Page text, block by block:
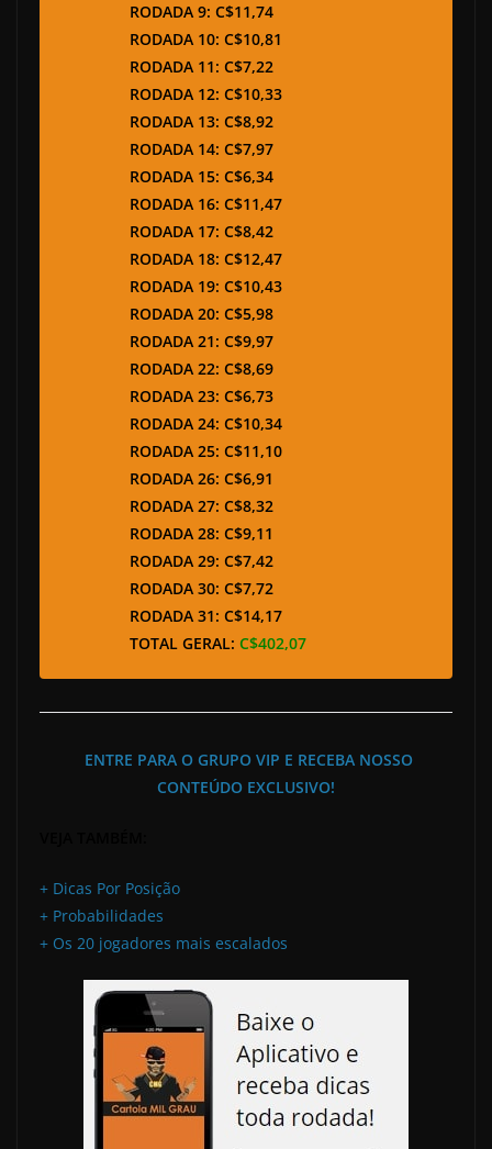
RODADA 9: C$11,74
RODADA 10: C$10,81
RODADA 11: C$7,22
RODADA 12: C$10,33
RODADA 13: C$8,92
RODADA 14: C$7,97
RODADA 15: C$6,34
RODADA 16: C$11,47
RODADA 17: C$8,42
RODADA 18: C$12,47
RODADA 19: C$10,43
RODADA 20: C$5,98
RODADA 21: C$9,97
RODADA 22: C$8,69
RODADA 23: C$6,73
RODADA 24: C$10,34
RODADA 25: C$11,10
RODADA 26: C$6,91
RODADA 27: C$8,32
RODADA 28: C$9,11
RODADA 29: C$7,42
RODADA 30: C$7,72
RODADA 31: C$14,17
TOTAL GERAL: C$402,07
ENTRE PARA O GRUPO VIP E RECEBA NOSSO
CONTEÚDO EXCLUSIVO!
+ Dicas Por Posição
+ Probabilidades
+ Os 20 jogadores mais escalados